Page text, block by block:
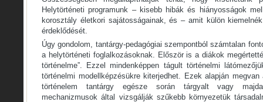
Helytörténeti programunk – kisebb hibák és hiányosságok
korosztály életkori sajátosságainak, és – amit külön
érdeklődését.
Úgy gondolom, tantárgy-pedagógiai szempontból számtalan
a helytörténeti foglalkozásoknak. Először is a diákok
történelme”. Ezzel mindenképpen tágult történelmi
történelmi modellképzésükre kiterjedhet. Ezek alapján
történelem tantárgy egésze során tárgyalt vagy
mechanizmusok által vizsgálják szűkebb környezetük